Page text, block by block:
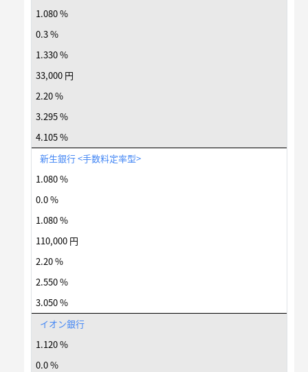
1.080 %
0.3 %
1.330 %
33,000 円
2.20 %
3.295 %
4.105 %
新生銀行 <手数料定率型>
1.080 %
0.0 %
1.080 %
110,000 円
2.20 %
2.550 %
3.050 %
イオン銀行
1.120 %
0.0 %